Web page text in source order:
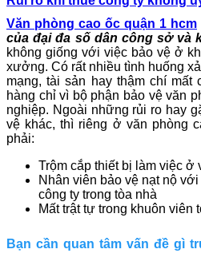
Văn phòng cao ốc quận 1 hcm
của đại đa số dân công sở và
không giống với việc bảo vệ ở
xưởng. Có rất nhiều tình huống
mạng, tài sản hay thậm chí mất
hàng chỉ vì bộ phận bảo vệ văn
nghiệp. Ngoài những rủi ro hay
vệ khác, thì riêng ở văn phòng
phải:
Trộm cắp thiết bị làm việc ở
Nhân viên bảo vệ nạt nộ
công ty trong tòa nhà
Mất trật tự trong khuôn viên
Bạn cần quan tâm vấn đề gì